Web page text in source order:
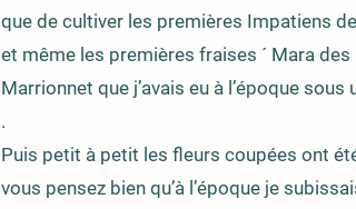
que de cultiver les premières Impatiens
et même les premières fraises ´ Mara des
Marrionnet que j’avais eu à l’époque sous
.
Puis petit à petit les fleurs coupées ont
vous pensez bien qu’à l’époque je